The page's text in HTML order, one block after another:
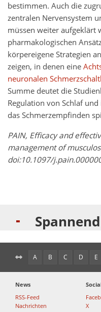
bestimmen. Auch die
zentralen Nervensystem
müssen weiter aufgeklärt
pharmakologischen
körpereigene Strategien
zeigen, in denen eine
neuronalen
Summe deutet die
Regulation von Schlaf
das Schmerzempfinden
PAIN, Efficacy and
management of
doi:10.1097/
A B C D E
News
RSS-Feed
Nachrichten
X